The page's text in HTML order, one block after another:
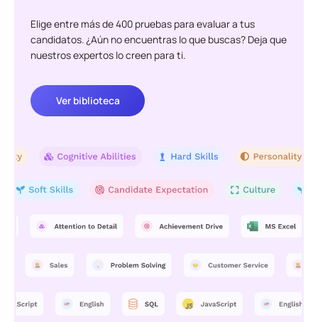
Elige entre más de 400 pruebas para evaluar a tus
candidatos. ¿Aún no encuentras lo que buscas? Deja que
nuestros expertos lo creen para ti.
Ver biblioteca